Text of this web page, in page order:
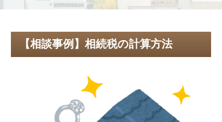
【相談事例】相続税の計算方法